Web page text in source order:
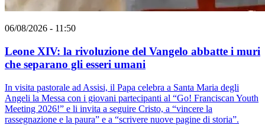
06/08/2026 - 11:50
Leone XIV: la rivoluzione del Vangelo abbatte i muri
che separano gli esseri umani
In visita pastorale ad Assisi, il Papa celebra a Santa Maria degli
Angeli la Messa con i giovani partecipanti al “Go! Franciscan Youth
Meeting 2026!” e li invita a seguire Cristo, a “vincere la
rassegnazione e la paura” e a “scrivere nuove pagine di storia”.